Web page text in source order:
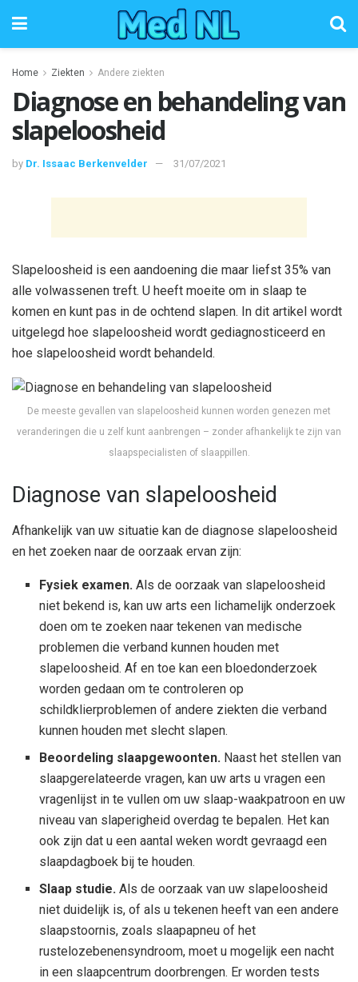
Home Ziekten Andere ziekten
Diagnose en behandeling van
slapeloosheid
by Dr. Issaac Berkenvelder 31/07/2021
Slapeloosheid is een aandoening die maar liefst 35% van
alle volwassenen treft. U heeft moeite om in slaap te
komen en kunt pas in de ochtend slapen. In dit artikel wordt
uitgelegd hoe slapeloosheid wordt gediagnosticeerd en
hoe slapeloosheid wordt behandeld.
De meeste gevallen van slapeloosheid kunnen worden genezen met
veranderingen die u zelf kunt aanbrengen – zonder afhankelijk te zijn van
slaapspecialisten of slaappillen.
Diagnose van slapeloosheid
Afhankelijk van uw situatie kan de diagnose slapeloosheid
en het zoeken naar de oorzaak ervan zijn:
Fysiek examen. Als de oorzaak van slapeloosheid
niet bekend is, kan uw arts een lichamelijk onderzoek
doen om te zoeken naar tekenen van medische
problemen die verband kunnen houden met
slapeloosheid. Af en toe kan een bloedonderzoek
worden gedaan om te controleren op
schildklierproblemen of andere ziekten die verband
kunnen houden met slecht slapen.
Beoordeling slaapgewoonten. Naast het stellen van
slaapgerelateerde vragen, kan uw arts u vragen een
vragenlijst in te vullen om uw slaap-waakpatroon en uw
niveau van slaperigheid overdag te bepalen. Het kan
ook zijn dat u een aantal weken wordt gevraagd een
slaapdagboek bij te houden.
Slaap studie. Als de oorzaak van uw slapeloosheid
niet duidelijk is, of als u tekenen heeft van een andere
slaapstoornis, zoals slaapapneu of het
rustelozebenensyndroom, moet u mogelijk een nacht
in een slaapcentrum doorbrengen. Er worden tests